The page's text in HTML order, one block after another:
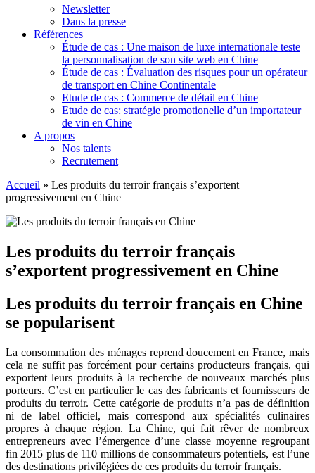
Newsletter
Dans la presse
Références
Étude de cas : Une maison de luxe internationale teste
la personnalisation de son site web en Chine
Étude de cas : Évaluation des risques pour un opérateur
de transport en Chine Continentale
Etude de cas : Commerce de détail en Chine
Etude de cas: stratégie promotionelle d’un importateur
de vin en Chine
A propos
Nos talents
Recrutement
Accueil » Les produits du terroir français s’exportent
progressivement en Chine
Les produits du terroir français
s’exportent progressivement en Chine
Les produits du terroir français en Chine
se popularisent
La consommation des ménages reprend doucement en France, mais
cela ne suffit pas forcément pour certains producteurs français, qui
exportent leurs produits à la recherche de nouveaux marchés plus
porteurs. C’est en particulier le cas des fabricants et fournisseurs de
produits du terroir. Cette catégorie de produits n’a pas de définition
ni de label officiel, mais correspond aux spécialités culinaires
propres à chaque région. La Chine, qui fait rêver de nombreux
entrepreneurs avec l’émergence d’une classe moyenne regroupant
fin 2015 plus de 110 millions de consommateurs potentiels, est l’une
des destinations privilégiées de ces produits du terroir français.